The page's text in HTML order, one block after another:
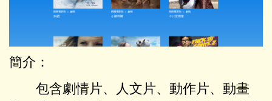
簡介：
包含劇情片、人文片、動作片、動畫